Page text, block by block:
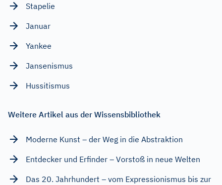
Stapelie
Januar
Yankee
Jansenismus
Hussitismus
Weitere Artikel aus der Wissensbibliothek
Moderne Kunst – der Weg in die Abstraktion
Entdecker und Erfinder – Vorstoß in neue Welten
Das 20. Jahrhundert – vom Expressionismus bis zur